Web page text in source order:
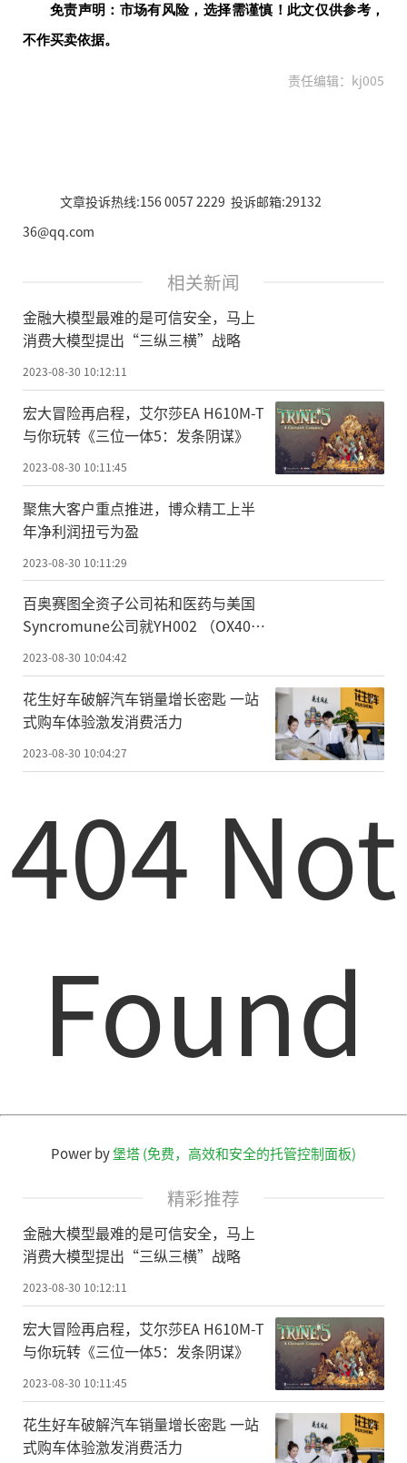
免责声明：市场有风险，选择需谨慎！此文仅供参考，
不作买卖依据。
责任编辑：kj005
文章投诉热线:156 0057 2229 投诉邮箱:29132
36@qq.com
相关新闻
金融大模型最难的是可信安全，马上
消费大模型提出“三纵三横”战略
2023-08-30 10:12:11
宏大冒险再启程，艾尔莎EA H610M-T
与你玩转《三位一体5：发条阴谋》
2023-08-30 10:11:45
聚焦大客户重点推进，博众精工上半
年净利润扭亏为盈
2023-08-30 10:11:29
百奥赛图全资子公司祐和医药与美国
Syncromune公司就YH002 （OX40单
抗）等达成技术转移协议
2023-08-30 10:04:42
花生好车破解汽车销量增长密匙 一站
式购车体验激发消费活力
2023-08-30 10:04:27
404 Not
Found
Power by堡塔 (免费，高效和安全的托管控制面板)
精彩推荐
金融大模型最难的是可信安全，马上
消费大模型提出“三纵三横”战略
2023-08-30 10:12:11
宏大冒险再启程，艾尔莎EA H610M-T
与你玩转《三位一体5：发条阴谋》
2023-08-30 10:11:45
花生好车破解汽车销量增长密匙 一站
式购车体验激发消费活力